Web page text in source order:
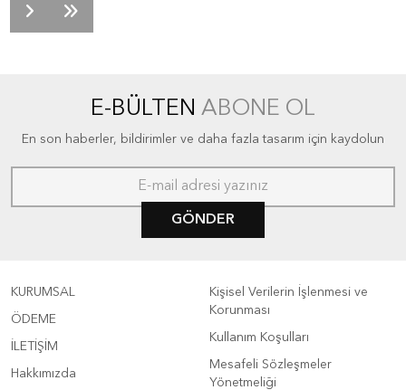
E-BÜLTEN ABONE OL
En son haberler, bildirimler ve daha fazla tasarım için kaydolun
GÖNDER
KURUMSAL
ÖDEME
İLETİŞİM
Hakkımızda
Kişisel Verilerin İşlenmesi ve
Korunması
Kullanım Koşulları
Mesafeli Sözleşmeler
Yönetmeliği